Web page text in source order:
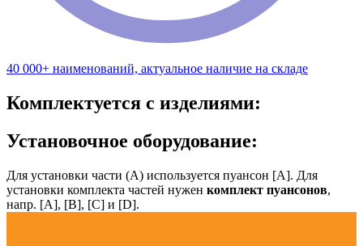
40 000+ наименований, актуальное наличие на складе
Комплектуется с изделиями:
Установочное оборудование:
Для установки части (А) используется пуансон [А]. Для
установки комплекта частей нужен комплект пуансонов,
напр. [А], [B], [С] и [D].